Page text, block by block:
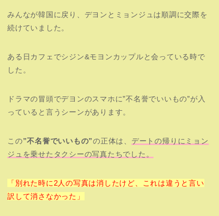
みんなが韓国に戻り、デヨンとミョンジュは順調に交際を
続けていました。
ある日カフェでシジン&モヨンカップルと会っている時で
した。
ドラマの冒頭でデヨンのスマホに”不名誉でいいもの”が入
っていると言うシーンがあります。
この”不名誉でいいもの”の正体は、 デートの帰りにミョン
ジュを乗せたタクシーの写真たちでした。
「別れた時に2人の写真は消したけど、これは違うと言い
訳して消さなかった」